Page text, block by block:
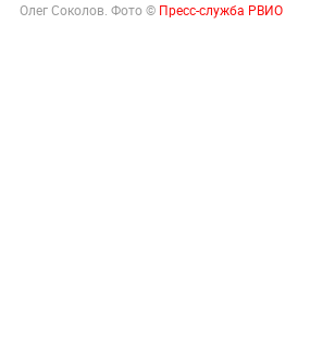
Олег Соколов. Фото © Пресс-служба РВИО